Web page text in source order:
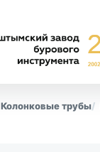
Колонковые трубы